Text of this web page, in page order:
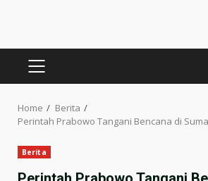
PRIMARY
Home
Berita
Perintah Prabowo Tangani Bencana di
Berita